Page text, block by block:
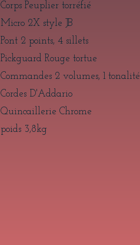
Corps Peuplier torréfié
Micro 2X style JB
Pont 2 points, 4 sillets
Pickguard Rouge tortue
Commandes 2 volumes, 1 tonalité
Cordes D'Addario
Quincaillerie Chrome
poids 3,8kg